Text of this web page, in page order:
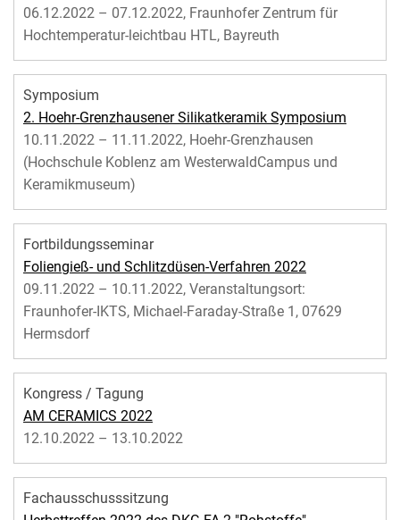
06.12.2022 – 07.12.2022, Fraunhofer Zentrum für
Hochtemperatur-leichtbau HTL, Bayreuth
Symposium
2. Hoehr-Grenzhausener Silikatkeramik Symposium
10.11.2022 – 11.11.2022, Hoehr-Grenzhausen
(Hochschule Koblenz am WesterwaldCampus und
Keramikmuseum)
Fortbildungsseminar
Foliengieß- und Schlitzdüsen-Verfahren 2022
09.11.2022 – 10.11.2022, Veranstaltungsort:
Fraunhofer-IKTS, Michael-Faraday-Straße 1, 07629
Hermsdorf
Kongress / Tagung
AM CERAMICS 2022
12.10.2022 – 13.10.2022
Fachausschusssitzung